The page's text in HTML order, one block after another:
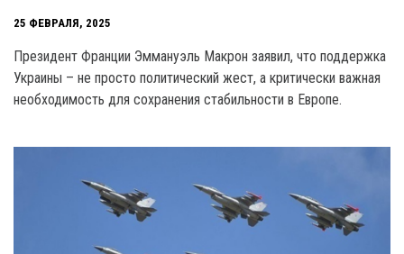
25 ФЕВРАЛЯ, 2025
Президент Франции Эммануэль Макрон заявил, что поддержка
Украины – не просто политический жест, а критически важная
необходимость для сохранения стабильности в Европе.